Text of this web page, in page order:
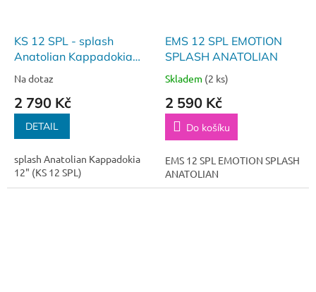
KS 12 SPL - splash
Anatolian Kappadokia
12"
Na dotaz
2 790 Kč
DETAIL
splash Anatolian Kappadokia
12" (KS 12 SPL)
EMS 12 SPL EMOTION
SPLASH ANATOLIAN
Skladem (2 ks)
2 590 Kč
Do košíku
EMS 12 SPL EMOTION SPLASH
ANATOLIAN